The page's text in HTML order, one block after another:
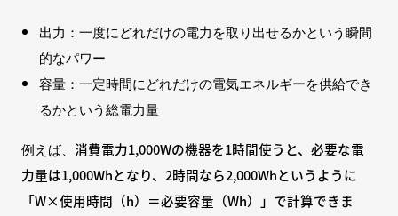
出力：一度にどれだけの電力を取り出せるかという瞬間
的なパワー
容量：一定時間にどれだけの電気エネルギーを供給でき
るかという総電力量
例えば、 消費電力1,000Wの機器を1時間使うと、必要な電
力量は1,000Whとなり、2時間なら2,000Whというように
「W×使用時間（h）＝必要容量（Wh）」で計算できま